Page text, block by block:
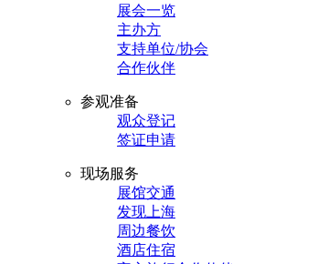
展会一览
主办方
支持单位/协会
合作伙伴
参观准备
观众登记
签证申请
现场服务
展馆交通
发现上海
周边餐饮
酒店住宿